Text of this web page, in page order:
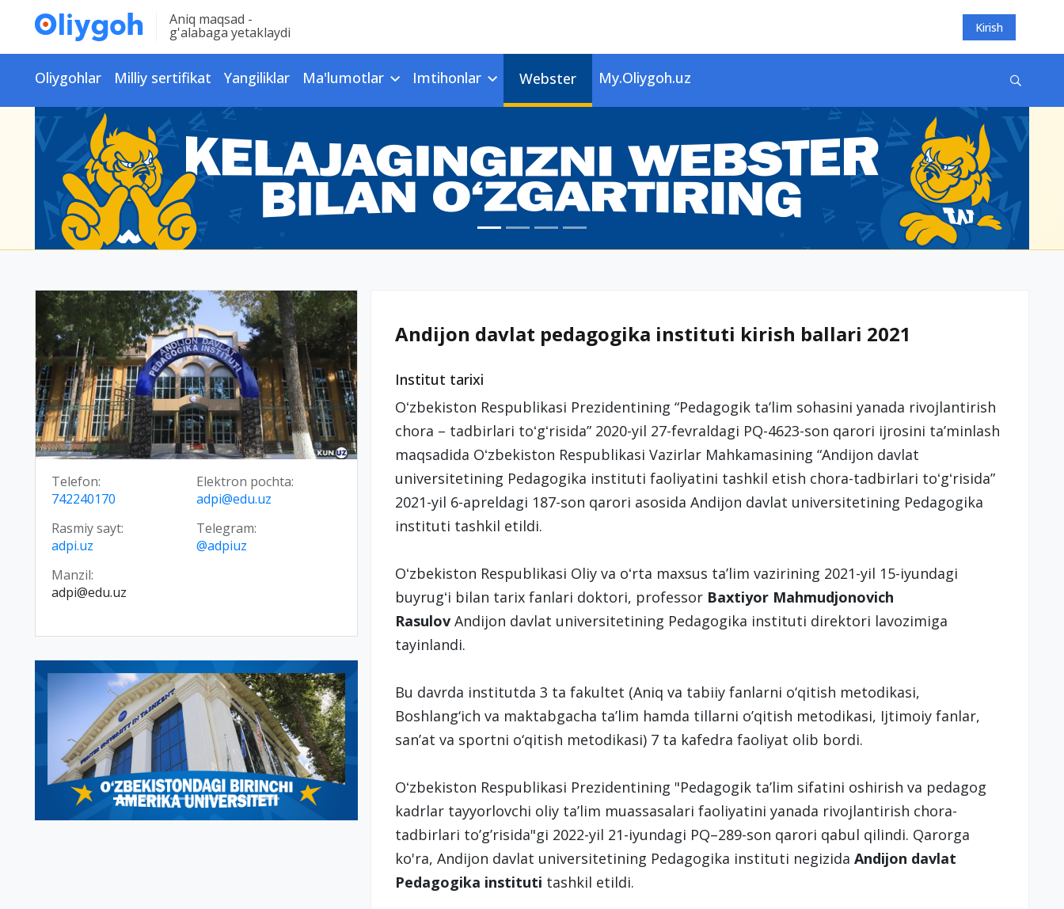
Aniq maqsad -
g'alabaga yetaklaydi Kirish
Oliygohlar Milliy sertifikat Yangiliklar Ma'lumotlar Imtihonlar Webster My.Oliygoh.uz
Telefon:
742240170
Elektron pochta:
adpi@edu.uz
Rasmiy sayt:
adpi.uz
Telegram:
@adpiuz
Manzil:
adpi@edu.uz
Andijon davlat pedagogika instituti kirish ballari 2021
Institut tarixi
Oʻzbekiston Respublikasi Prezidentining “Pedagogik ta’lim sohasini yanada rivojlantirish
chora – tadbirlari toʻgʻrisida” 2020-yil 27-fevraldagi PQ-4623-son qarori ijrosini taʼminlash
maqsadida Oʻzbekiston Respublikasi Vazirlar Mahkamasining “Andijon davlat
universitetining Pedagogika instituti faoliyatini tashkil etish chora-tadbirlari toʻgʻrisida”
2021-yil 6-apreldagi 187-son qarori asosida Andijon davlat universitetining Pedagogika
instituti tashkil etildi.
Oʻzbekiston Respublikasi Oliy va oʻrta maxsus taʼlim vazirining 2021-yil 15-iyundagi
buyrugʻi bilan tarix fanlari doktori, professor Baxtiyor Mahmudjonovich
RasulovAndijon davlat universitetining Pedagogika instituti direktori lavozimiga
tayinlandi.
Bu davrda institutda 3 ta fakultet (Aniq va tabiiy fanlarni o‘qitish metodikasi,
Boshlang‘ich va maktabgacha ta’lim hamda tillarni o’qitish metodikasi, Ijtimoiy fanlar,
san’at va sportni o‘qitish metodikasi) 7 ta kafedra faoliyat olib bordi.
Oʻzbekiston Respublikasi Prezidentining "Pedagogik taʼlim sifatini oshirish va pedagog
kadrlar tayyorlovchi oliy taʼlim muassasalari faoliyatini yanada rivojlantirish chora-
tadbirlari toʼgʼrisida"gi 2022-yil 21-iyundagi PQ–289-son qarori qabul qilindi. Qarorga
ko'ra, Andijon davlat universitetining Pedagogika instituti negizida Andijon davlat
Pedagogika instituti tashkil etildi.